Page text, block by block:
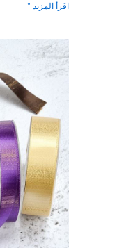
اقرأ المزيد "